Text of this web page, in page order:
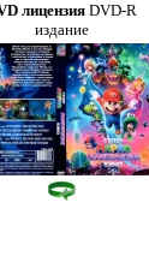
лицензияDVD-R
издание